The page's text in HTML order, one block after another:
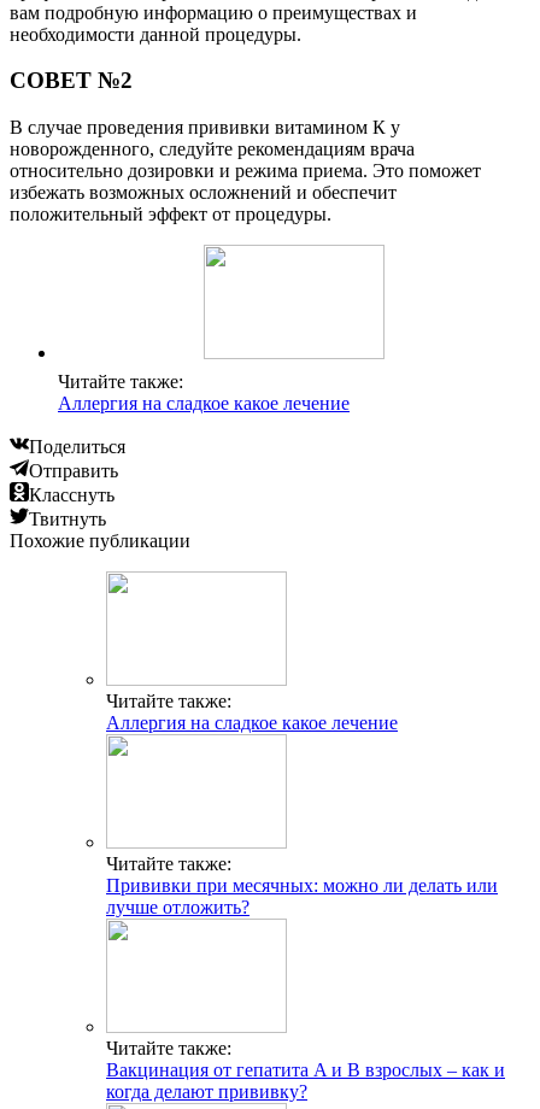
вам подробную информацию о преимуществах и
необходимости данной процедуры.
СОВЕТ №2
В случае проведения прививки витамином К у
новорожденного, следуйте рекомендациям врача
относительно дозировки и режима приема. Это поможет
избежать возможных осложнений и обеспечит
положительный эффект от процедуры.
Читайте также:
Аллергия на сладкое какое лечение
Поделиться
Отправить
Класснуть
Твитнуть
Похожие публикации
Читайте также:
Аллергия на сладкое какое лечение
Читайте также:
Прививки при месячных: можно ли делать или
лучше отложить?
Читайте также:
Вакцинация от гепатита A и B взрослых – как и
когда делают прививку?